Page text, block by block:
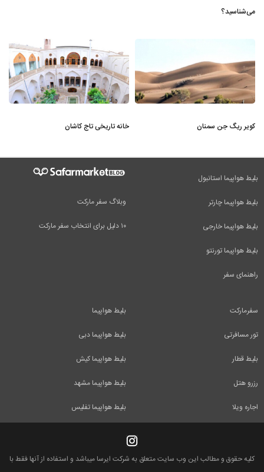
می‌شناسید؟
کویر ریگ جن سمنان خانه تاریخی تاج کاشان
وبلاگ سفر مارکت
۱۰ دلیل برای انتخاب سفر مارکت
بلیط هواپیما استانبول
بلیط هواپیما چارتر
بلیط هواپیما خارجی
بلیط هواپیما تورنتو
راهنمای سفر
بلیط هواپیما
بلیط هواپیما دبی
بلیط هواپیما کیش
بلیط هواپیما مشهد
بلیط هواپیما تفلیس
سفرمارکت
تور مسافرتی
بلیط قطار
رزرو هتل
اجاره ویلا
کلیه حقوق و مطالب این وب سایت متعلق به شرکت ایرسا میباشد و استفاده از آنها فقط با